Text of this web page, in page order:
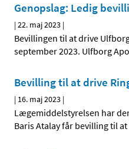
Genopslag: Ledig
|22. maj 2023 |
Bevillingen til at drive
september 2023. Ulfborg
Bevilling til at drive
| 16. maj 2023 |
Lægemiddelstyrelsen har
Baris Atalay får bevilling til